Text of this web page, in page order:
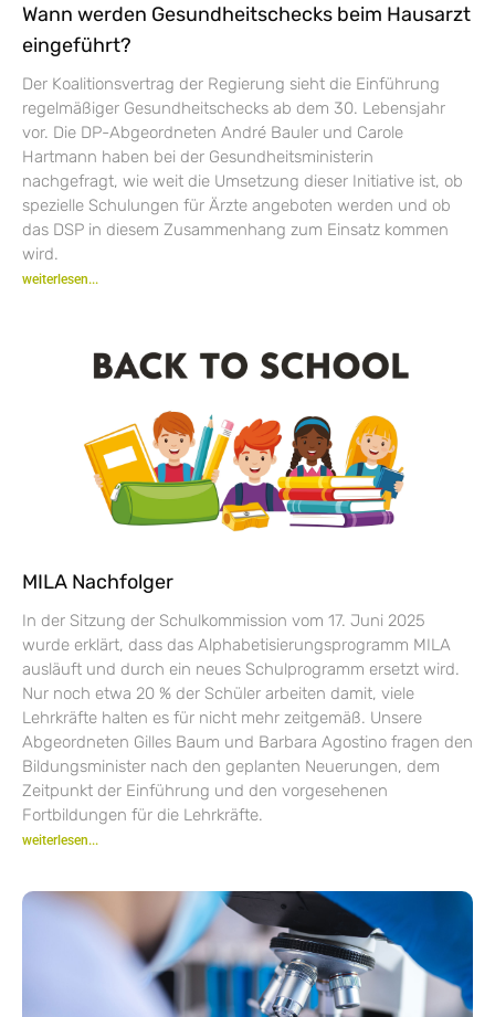
Wann werden Gesundheitschecks beim Hausarzt
eingeführt?
Der Koalitionsvertrag der Regierung sieht die Einführung
regelmäßiger Gesundheitschecks ab dem 30. Lebensjahr
vor. Die DP-Abgeordneten André Bauler und Carole
Hartmann haben bei der Gesundheitsministerin
nachgefragt, wie weit die Umsetzung dieser Initiative ist, ob
spezielle Schulungen für Ärzte angeboten werden und ob
das DSP in diesem Zusammenhang zum Einsatz kommen
wird.
weiterlesen...
MILA Nachfolger
In der Sitzung der Schulkommission vom 17. Juni 2025
wurde erklärt, dass das Alphabetisierungsprogramm MILA
ausläuft und durch ein neues Schulprogramm ersetzt wird.
Nur noch etwa 20 % der Schüler arbeiten damit, viele
Lehrkräfte halten es für nicht mehr zeitgemäß. Unsere
Abgeordneten Gilles Baum und Barbara Agostino fragen den
Bildungsminister nach den geplanten Neuerungen, dem
Zeitpunkt der Einführung und den vorgesehenen
Fortbildungen für die Lehrkräfte.
weiterlesen...